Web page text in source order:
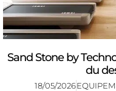
Sand Stone by
du
18/05/2026